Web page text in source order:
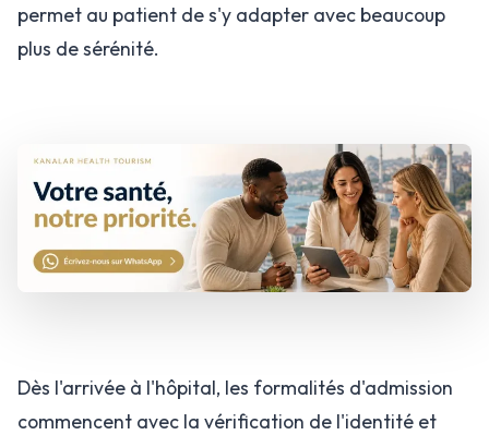
permet au patient de s'y adapter avec beaucoup
plus de sérénité.
Dès l'arrivée à l'hôpital, les formalités d'admission
commencent avec la vérification de l'identité et